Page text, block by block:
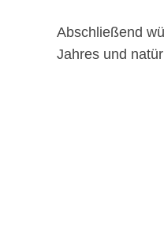
Abschließend
Jahres und